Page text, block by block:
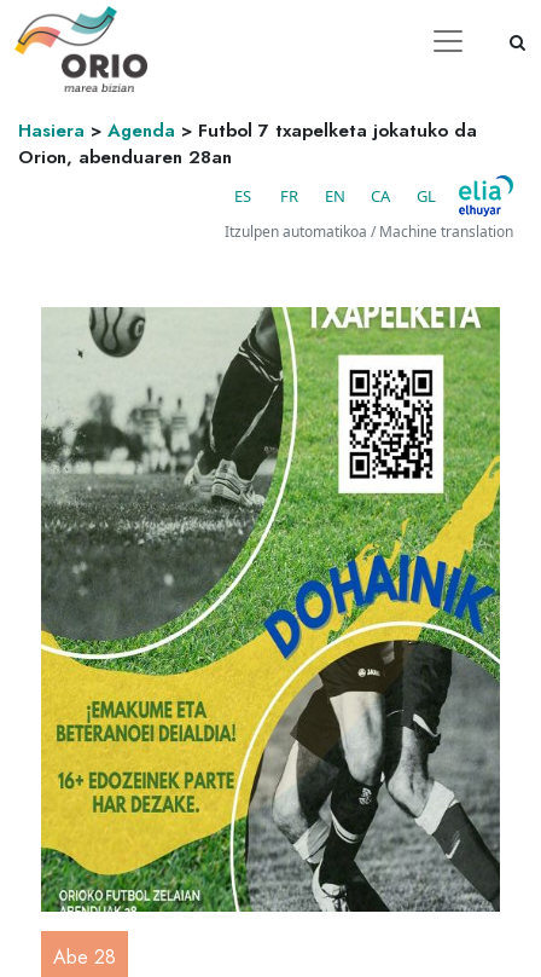
Hasiera > Agenda > Futbol 7 txapelketa jokatuko da
Orion, abenduaren 28an
ES FR EN CA GL
Itzulpen automatikoa / Machine translation
Abe 28